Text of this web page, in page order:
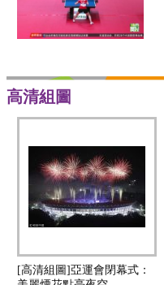
高清組圖
[高清組圖]亞運會閉幕式：